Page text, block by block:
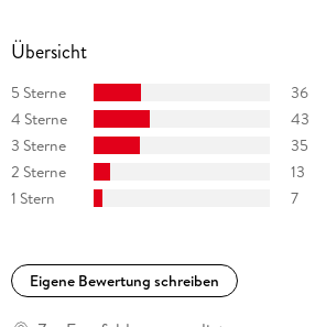
Übersicht
5 Sterne
36
4 Sterne
43
3 Sterne
35
2 Sterne
13
1 Stern
7
Eigene Bewertung schreiben